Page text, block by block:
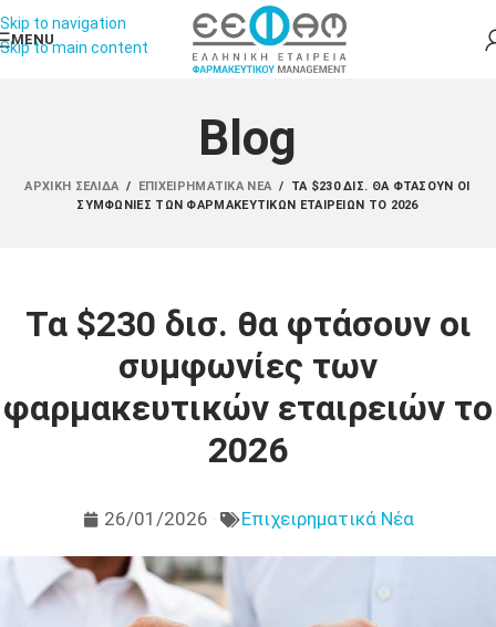
Skip to navigation
Skip to main content
MENU
Blog
ΑΡΧΙΚΉ ΣΕΛΊΔΑ / ΕΠΙΧΕΙΡΗΜΑΤΙΚΆ ΝΈΑ /
ΤΑ $230 ΔΙΣ. ΘΑ ΦΤΆΣΟΥΝ ΟΙ
ΣΥΜΦΩΝΊΕΣ ΤΩΝ ΦΑΡΜΑΚΕΥΤΙΚΏΝ ΕΤΑΙΡΕΙΏΝ ΤΟ 2026
Τα $230 δισ. θα φτάσουν οι
συμφωνίες των
φαρμακευτικών εταιρειών το
2026
26/01/2026 Επιχειρηματικά Νέα